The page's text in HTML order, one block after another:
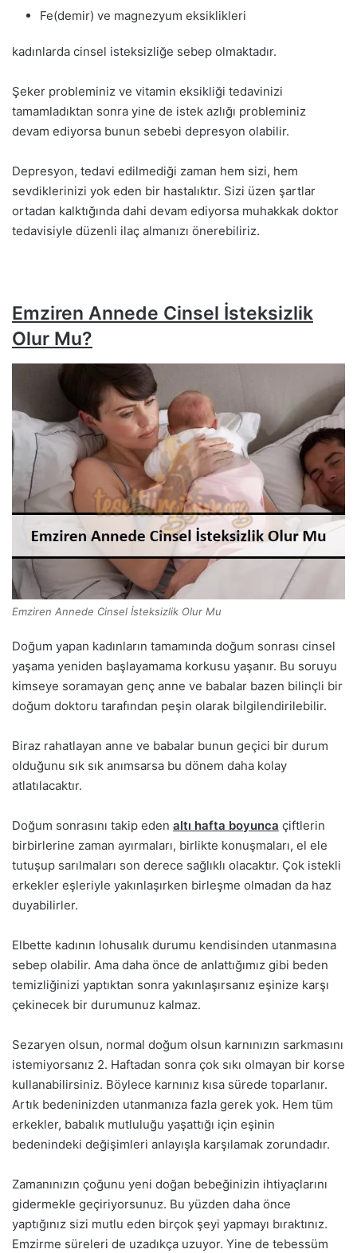
Fe(demir) ve magnezyum eksiklikleri
kadınlarda cinsel isteksizliğe sebep olmaktadır.
Şeker probleminiz ve vitamin eksikliği tedavinizi
tamamladıktan sonra yine de istek azlığı probleminiz
devam ediyorsa bunun sebebi depresyon olabilir.
Depresyon, tedavi edilmediği zaman hem sizi, hem
sevdiklerinizi yok eden bir hastalıktır. Sizi üzen şartlar
ortadan kalktığında dahi devam ediyorsa muhakkak doktor
tedavisiyle düzenli ilaç almanızı önerebiliriz.
Emziren Annede Cinsel İsteksizlik
Olur Mu?
Emziren Annede Cinsel İsteksizlik Olur Mu
Doğum yapan kadınların tamamında doğum sonrası cinsel
yaşama yeniden başlayamama korkusu yaşanır. Bu soruyu
kimseye soramayan genç anne ve babalar bazen bilinçli bir
doğum doktoru tarafından peşin olarak bilgilendirilebilir.
Biraz rahatlayan anne ve babalar bunun geçici bir durum
olduğunu sık sık anımsarsa bu dönem daha kolay
atlatılacaktır.
Doğum sonrasını takip eden altı hafta boyunca çiftlerin
birbirlerine zaman ayırmaları, birlikte konuşmaları, el ele
tutuşup sarılmaları son derece sağlıklı olacaktır. Çok istekli
erkekler eşleriyle yakınlaşırken birleşme olmadan da haz
duyabilirler.
Elbette kadının lohusalık durumu kendisinden utanmasına
sebep olabilir. Ama daha önce de anlattığımız gibi beden
temizliğinizi yaptıktan sonra yakınlaşırsanız eşinize karşı
çekinecek bir durumunuz kalmaz.
Sezaryen olsun, normal doğum olsun karnınızın sarkmasını
istemiyorsanız 2. Haftadan sonra çok sıkı olmayan bir korse
kullanabilirsiniz. Böylece karnınız kısa sürede toparlanır.
Artık bedeninizden utanmanıza fazla gerek yok. Hem tüm
erkekler, babalık mutluluğu yaşattığı için eşinin
bedenindeki değişimleri anlayışla karşılamak zorundadır.
Zamanınızın çoğunu yeni doğan bebeğinizin ihtiyaçlarını
gidermekle geçiriyorsunuz. Bu yüzden daha önce
yaptığınız sizi mutlu eden birçok şeyi yapmayı bıraktınız.
Emzirme süreleri de uzadıkça uzuyor. Yine de tebessüm